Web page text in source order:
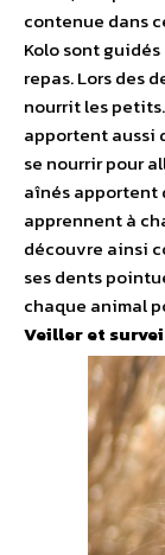
contenue dans
Kolo sont
repas. Lors des
nourrit les
apportent aussi
se nourrir pour
aînés apportent
apprennent à
découvre ainsi
ses dents
chaque animal
Veiller et